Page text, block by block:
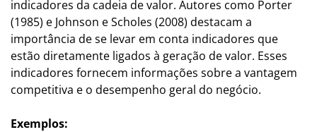
indicadores da cadeia de valor. Autores como Porter
(1985) e Johnson e Scholes (2008) destacam a
importância de se levar em conta indicadores que
estão diretamente ligados à geração de valor. Esses
indicadores fornecem informações sobre a vantagem
competitiva e o desempenho geral do negócio.
Exemplos: